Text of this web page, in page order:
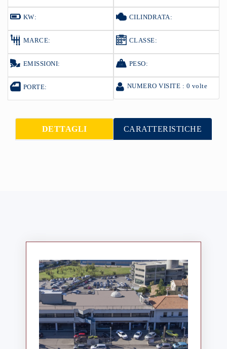
KW: CILINDRATA:
MARCE: CLASSE:
EMISSIONI: PESO:
PORTE: NUMERO VISITE : 0 volte
DETTAGLI CARATTERISTICHE